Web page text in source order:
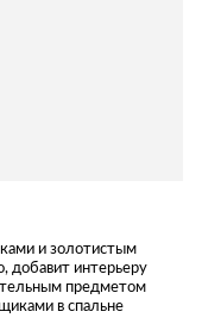
и золотистым
добавит интерьеру
предметом
в спальне